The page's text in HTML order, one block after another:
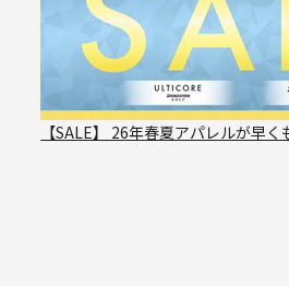
【SALE】 26年春夏アパレルが早